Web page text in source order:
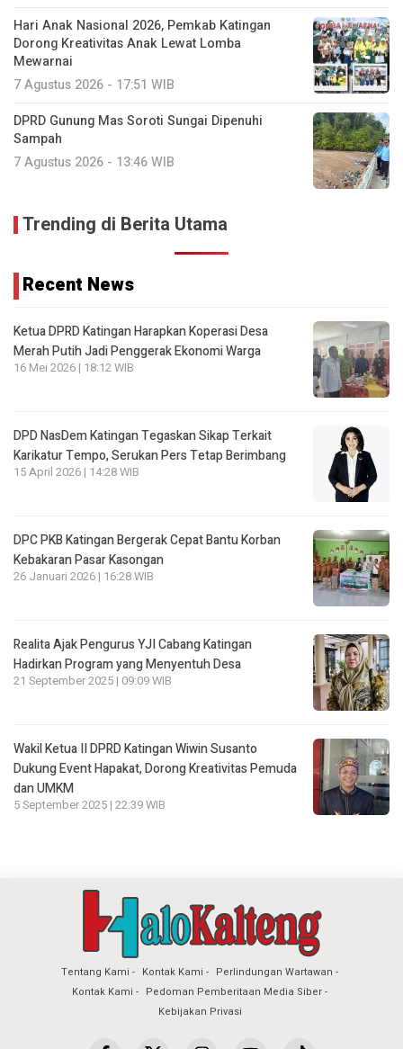
Hari Anak Nasional 2026, Pemkab Katingan
Dorong Kreativitas Anak Lewat Lomba
Mewarnai
7 Agustus 2026 - 17:51 WIB
DPRD Gunung Mas Soroti Sungai Dipenuhi
Sampah
7 Agustus 2026 - 13:46 WIB
Trending di Berita Utama
Recent News
Ketua DPRD Katingan Harapkan Koperasi Desa
Merah Putih Jadi Penggerak Ekonomi Warga
16 Mei 2026 | 18:12 WIB
DPD NasDem Katingan Tegaskan Sikap Terkait
Karikatur Tempo, Serukan Pers Tetap Berimbang
15 April 2026 | 14:28 WIB
DPC PKB Katingan Bergerak Cepat Bantu Korban
Kebakaran Pasar Kasongan
26 Januari 2026 | 16:28 WIB
Realita Ajak Pengurus YJI Cabang Katingan
Hadirkan Program yang Menyentuh Desa
21 September 2025 | 09:09 WIB
Wakil Ketua II DPRD Katingan Wiwin Susanto
Dukung Event Hapakat, Dorong Kreativitas Pemuda
dan UMKM
5 September 2025 | 22:39 WIB
Tentang Kami Kontak Kami
Perlindungan Wartawan
Kontak Kami
Pedoman Pemberitaan Media Siber
Kebijakan Privasi